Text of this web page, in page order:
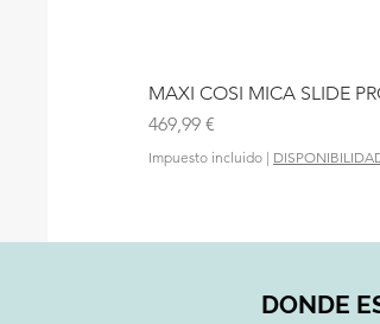
MAXI COSI MICA SLIDE
Precio
469,99 €
Impuesto incluido |
DONDE